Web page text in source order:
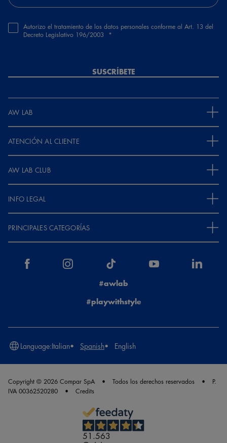
Autorizo el tratamiento de los datos personales conforme al Art. 13 del
Decreto Legislativo 196/2003
SUSCRÍBETE
AW LAB
ATENCIÓN AL CLIENTE
AW LAB CLUB
INFO LEGAL
PRINCIPALES CATEGORÍAS
#awlab
#playwithstyle
Language:Italian Spanish English
Copyright © 2026 Compar SpA Todos los derechos reservados
P.
IVA 00362520280
Credits
51.563